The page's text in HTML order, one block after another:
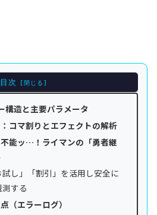
目次
構造と主要パラメータ
コマ割りとエフェクトの解析
不能ッ…！ライマンの「勇者継
し」「割引」を活用し安全に
する
（エラーログ）